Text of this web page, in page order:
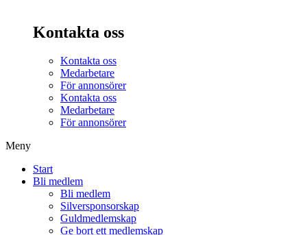
Kontakta oss
Kontakta oss
Medarbetare
För annonsörer
Kontakta oss
Medarbetare
För annonsörer
Meny
Start
Bli medlem
Bli medlem
Silversponsorskap
Guldmedlemskap
Ge bort ett medlemskap